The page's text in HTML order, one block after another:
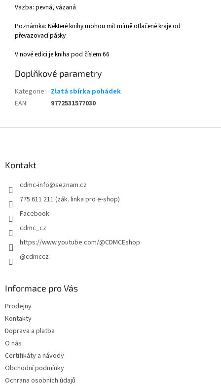
Vazba: pevná, vázaná
Poznámka: Některé knihy mohou mít mírně otlačené kraje od
převazovací pásky
V nové edici je kniha pod číslem 66
Doplňkové parametry
Kategorie: Zlatá sbírka pohádek
EAN: 9772531577030
Kontakt
cdmc-info@seznam.cz
775 611 211 (zák. linka pro e-shop)
Facebook
cdmc_cz
https://www.youtube.com/@CDMCEshop
@cdmccz
Informace pro Vás
Prodejny
Kontakty
Doprava a platba
O nás
Certifikáty a návody
Obchodní podmínky
Ochrana osobních údajů